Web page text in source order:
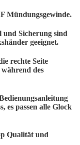
Mündungsgewinde.
und Sicherung sind
geeignet.
rechte Seite
des
es passen alle Glock
Qualität und